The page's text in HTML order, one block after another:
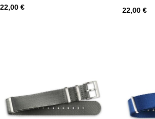
22,00 € 22,00 €